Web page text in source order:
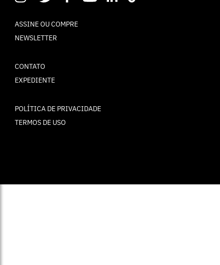
ASSINE OU COMPRE
NEWSLETTER
CONTATO
EXPEDIENTE
POLÍTICA DE PRIVACIDADE
TERMOS DE USO